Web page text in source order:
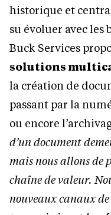
historique et
su évoluer avec les
Buck Services
solutions
la création de
passant par la
ou encore
d’un document
mais nous allons de
chaîne de valeur.
nouveaux canaux